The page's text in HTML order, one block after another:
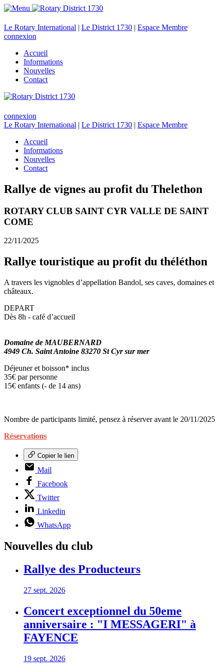
Le Rotary International | Le District 1730 | Espace Membre
connexion
Accueil
Informations
Nouvelles
Contact
connexion
Le Rotary International | Le District 1730 | Espace Membre
Accueil
Informations
Nouvelles
Contact
Rallye de vignes au profit du Thelethon
ROTARY CLUB SAINT CYR VALLE DE SAINT
COME
22/11/2025
Rallye touristique au profit du théléthon
A travers les vignobles d’appellation Bandol, ses caves, domaines et
châteaux.
DEPART
Dès 8h - café d’accueil
Domaine de MAUBERNARD
4949 Ch. Saint Antoine 83270 St Cyr sur mer
Déjeuner et boisson* inclus
35€ par personne
15€ enfants (- de 14 ans)
Nombre de participants limité, pensez à réserver avant le 20/11/2025
Réservations
Copier le lien
Mail
Facebook
Twitter
Linkedin
WhatsApp
Nouvelles du club
Rallye des Producteurs
27 sept. 2026
Concert exceptionnel du 50eme
anniversaire : "I MESSAGERI" à
FAYENCE
19 sept. 2026